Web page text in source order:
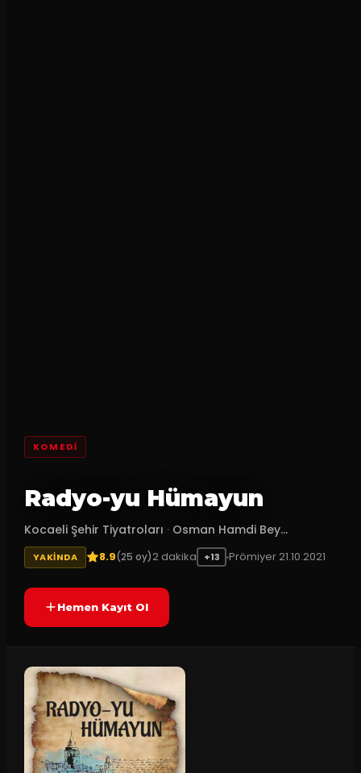
KOMEDI
Radyo-yu Hümayun
Kocaeli Şehir Tiyatroları · Osman Hamdi Bey...
YAKINDA 8.9(25 oy)2 dakika +13 Prömiyer 21.10.2021
Hemen Kayıt Ol